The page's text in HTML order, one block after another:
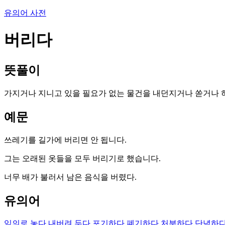
유의어 사전
버리다
뜻풀이
가지거나 지니고 있을 필요가 없는 물건을 내던지거나 쏟거나
예문
쓰레기를 길가에 버리면 안 됩니다.
그는 오래된 옷들을 모두 버리기로 했습니다.
너무 배가 불러서 남은 음식을 버렸다.
유의어